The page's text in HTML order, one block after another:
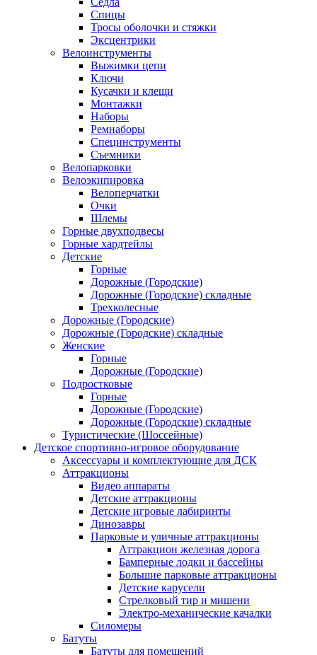
Спицы
Тросы оболочки и стяжки
Эксцентрики
Велоинструменты
Выжимки цепи
Ключи
Кусачки и клещи
Монтажки
Наборы
Ремнаборы
Специнструменты
Съемники
Велопарковки
Велоэкипировка
Велоперчатки
Очки
Шлемы
Горные двухподвесы
Горные хардтейлы
Детские
Горные
Дорожные (Городские)
Дорожные (Городские) складные
Трехколесные
Дорожные (Городские)
Дорожные (Городские) складные
Женские
Горные
Дорожные (Городские)
Подростковые
Горные
Дорожные (Городские)
Дорожные (Городские) складные
Туристические (Шоссейные)
Детское спортивно-игровое оборудование
Аксессуары и комплектующие для ДСК
Аттракционы
Видео аппараты
Детские аттракционы
Детские игровые лабиринты
Динозавры
Парковые и уличные аттракционы
Аттракцион железная дорога
Бамперные лодки и бассейны
Большие парковые аттракционы
Детские карусели
Стрелковый тир и мишени
Электро-механические качалки
Силомеры
Батуты
Батуты для помещений